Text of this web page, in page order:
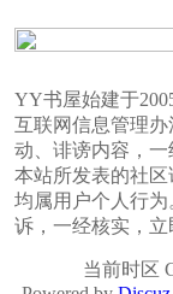
YY书屋始建于
互联网信息管理
动、诽谤内容，一
本站所发表的社
均属用户个人行
诉，一经核实，立
当前时区